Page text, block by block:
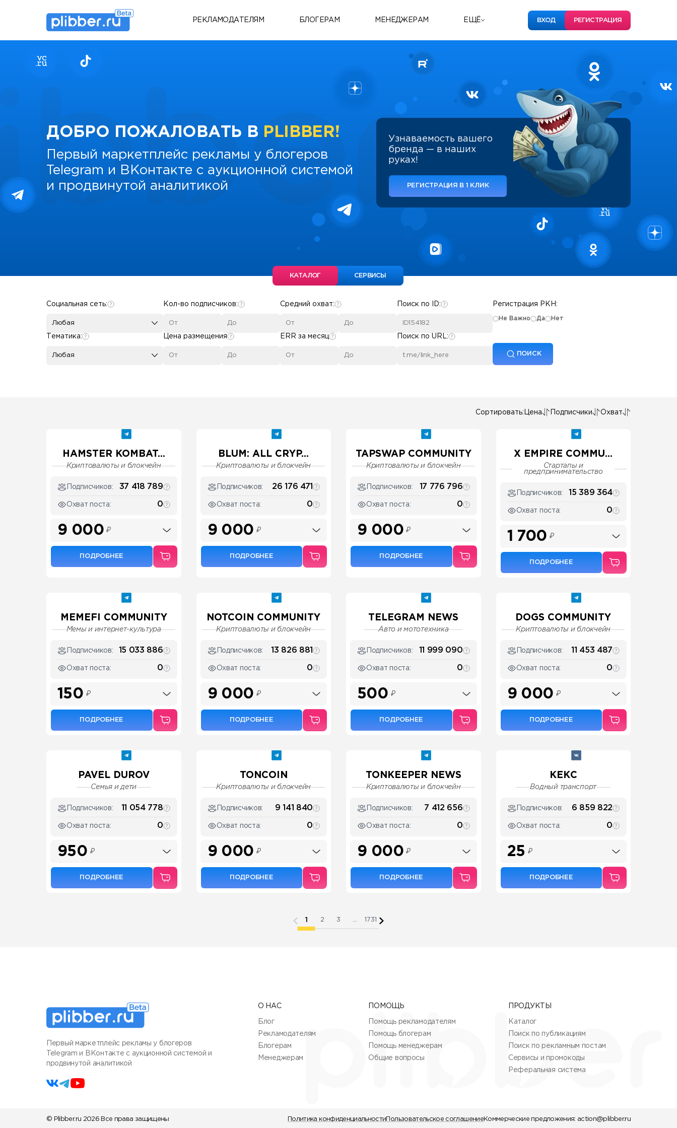
РЕКЛАМОДАТЕЛЯМ БЛОГЕРАМ МЕНЕДЖЕРАМ ЕЩЁ ВХОД РЕГИСТРАЦИЯ
ДОБРО ПОЖАЛОВАТЬ В PLIBBER!
Первый маркетплейс рекламы у блогеров
Telegram и ВКонтакте с аукционной системой
и продвинутой аналитикой
Узнаваемость вашего
бренда — в наших
руках!
РЕГИСТРАЦИЯ В 1 КЛИК
КАТАЛОГ СЕРВИСЫ
Тематика:
Любая
Социальная сеть:
Любая
Кол-во подписчиков:
Цена размещения
Средний охват:
ERR за месяц
Поиск по ID:
Поиск по URL:
Регистрация РКН:
Не Важно Да Нет
ПОИСК
Сортировать: Цена Подписчики Охват
HAMSTER KOMBAT...
Криптовалюты и блокчейн
Подписчиков: 37 418 789
Охват поста: 0
9 000 ₽
ПОДРОБНЕЕ
BLUM: ALL CRYP...
Криптовалюты и блокчейн
Подписчиков: 26 176 471
Охват поста: 0
9 000 ₽
ПОДРОБНЕЕ
TAPSWAP COMMUNITY
Криптовалюты и блокчейн
Подписчиков: 17 776 796
Охват поста: 0
9 000 ₽
ПОДРОБНЕЕ
X EMPIRE COMMU...
Стартапы и
предпринимательство
Подписчиков: 15 389 364
Охват поста: 0
1 700 ₽
ПОДРОБНЕЕ
MEMEFI COMMUNITY
Мемы и интернет-культура
Подписчиков: 15 033 886
Охват поста: 0
150 ₽
ПОДРОБНЕЕ
NOTCOIN COMMUNITY
Криптовалюты и блокчейн
Подписчиков: 13 826 881
Охват поста: 0
9 000 ₽
ПОДРОБНЕЕ
TELEGRAM NEWS
Авто и мототехника
Подписчиков: 11 999 090
Охват поста: 0
500 ₽
ПОДРОБНЕЕ
DOGS COMMUNITY
Криптовалюты и блокчейн
Подписчиков: 11 453 487
Охват поста: 0
9 000 ₽
ПОДРОБНЕЕ
PAVEL DUROV
Семья и дети
Подписчиков: 11 054 778
Охват поста: 0
950 ₽
ПОДРОБНЕЕ
TONCOIN
Криптовалюты и блокчейн
Подписчиков: 9 141 840
Охват поста: 0
9 000 ₽
ПОДРОБНЕЕ
TONKEEPER NEWS
Криптовалюты и блокчейн
Подписчиков: 7 412 656
Охват поста: 0
9 000 ₽
ПОДРОБНЕЕ
КЕКС
Водный транспорт
Подписчиков: 6 859 822
Охват поста: 0
25 ₽
ПОДРОБНЕЕ
1 2 3 ... 1731
Первый маркетплейс рекламы у блогеров
Telegram и ВКонтакте с аукционной системой и
продвинутой аналитикой
О НАС
Блог
Рекламодателям
Блогерам
Менеджерам
ПОМОЩЬ
Помощь рекламодателям
Помощь блогерам
Помощь менеджерам
Общие вопросы
ПРОДУКТЫ
Каталог
Поиск по публикациям
Поиск по рекламным постам
Сервисы и промокоды
Реферальная система
© Plibber.ru 2026 Все права защищены Политика конфиденциальности Пользовательское соглашениеКоммерческие предложения: action@plibber.ru